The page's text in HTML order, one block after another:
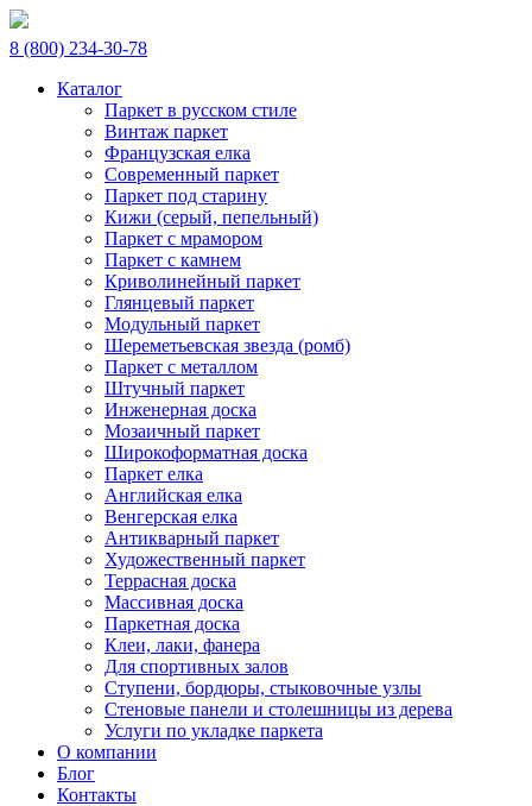
8 (800) 234-30-78
Каталог
Паркет в русском стиле
Винтаж паркет
Французская елка
Современный паркет
Паркет под старину
Кижи (серый, пепельный)
Паркет с мрамором
Паркет с камнем
Криволинейный паркет
Глянцевый паркет
Модульный паркет
Шереметьевская звезда (ромб)
Паркет с металлом
Штучный паркет
Инженерная доска
Мозаичный паркет
Широкоформатная доска
Паркет елка
Английская елка
Венгерская елка
Антикварный паркет
Художественный паркет
Террасная доска
Массивная доска
Паркетная доска
Клеи, лаки, фанера
Для спортивных залов
Ступени, бордюры, стыковочные узлы
Стеновые панели и столешницы из дерева
Услуги по укладке паркета
О компании
Блог
Контакты